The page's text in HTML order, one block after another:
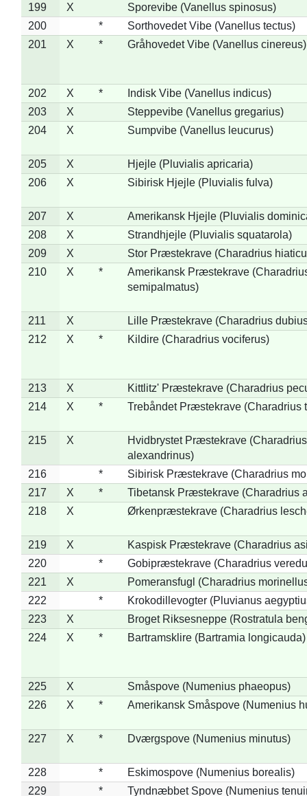
199
X
Sporevibe (Vanellus spinosus)
200
*
Sorthovedet Vibe (Vanellus tectus)
201
X * Gråhovedet Vibe (Vanellus cinereus)
202 X *
Indisk Vibe (Vanellus indicus)
203
X
Steppevibe (Vanellus gregarius)
204
X Sumpvibe (Vanellus leucurus)
205 X
Hjejle (Pluvialis apricaria)
206
X Sibirisk Hjejle (Pluvialis fulva)
207 X
Amerikansk Hjejle (Pluvialis
208
X
Strandhjejle (Pluvialis squatarola)
209
X
Stor Præstekrave (Charadrius
210
X *
Amerikansk Præstekrave
semipalmatus)
211 X
Lille Præstekrave (Charadrius
212
X * Kildire (Charadrius vociferus)
213 X
Kittlitz' Præstekrave (Charadrius
214
X * Trebåndet Præstekrave (Charadrius
215 X
Hvidbrystet Præstekrave (Charadrius
alexandrinus)
216
*
Sibirisk Præstekrave (Charadrius
217
X *
Tibetansk Præstekrave (Charadrius
218
X Ørkenpræstekrave (Charadrius
219 X
Kaspisk Præstekrave (Charadrius
220
*
Gobipræstekrave (Charadrius
221
X
Pomeransfugl (Charadrius
222
*
Krokodillevogter (Pluvianus
223
X
Broget Riksesneppe (Rostratula
224
X * Bartramsklire (Bartramia longicauda)
225 X
Småspove (Numenius phaeopus)
226
X * Amerikansk Småspove (Numenius
227 X * Dværgspove (Numenius minutus)
228 *
Eskimospove (Numenius borealis)
229
*
Tyndnæbbet Spove (Numenius